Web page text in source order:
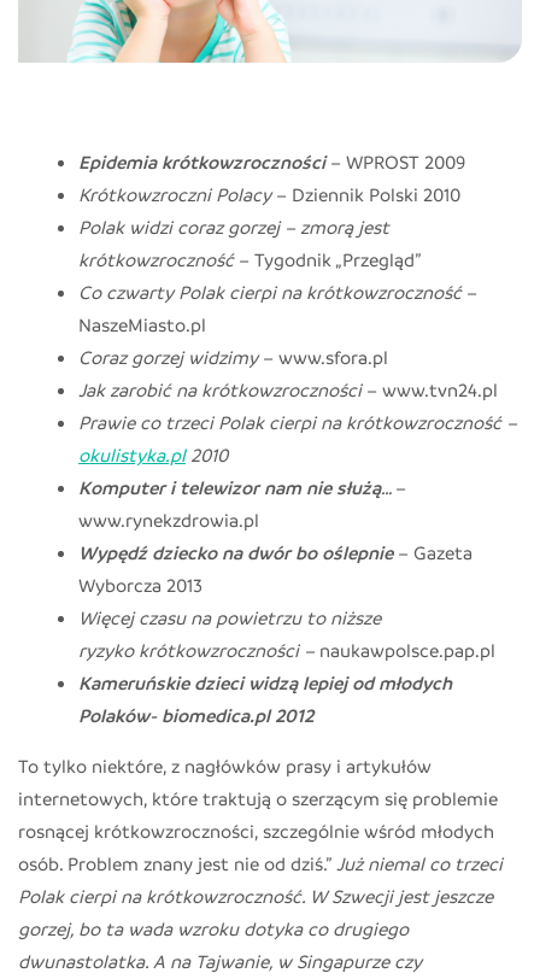
Epidemia krótkowzroczności– WPROST 2009
Krótkowzroczni Polacy– Dziennik Polski 2010
Polak widzi coraz gorzej – zmorą jest
krótkowzroczność– Tygodnik „Przegląd”
Co czwarty Polak cierpi na krótkowzroczność–
NaszeMiasto.pl
Coraz gorzej widzimy– www.sfora.pl
Jak zarobić na krótkowzroczności – www.tvn24.pl
Prawie co trzeci Polak cierpi na krótkowzroczność –
okulistyka.pl2010
Komputer i telewizor nam nie służą… –
www.rynekzdrowia.pl
Wypędź dziecko na dwór bo oślepnie – Gazeta
Wyborcza 2013
Więcej czasu na powietrzu to niższe
ryzyko krótkowzroczności – naukawpolsce.pap.pl
Kameruńskie dzieci widzą lepiej od młodych
Polaków- biomedica.pl2012
To tylko niektóre, z nagłówków prasy i artykułów
internetowych, które traktują o szerzącym się problemie
rosnącej krótkowzroczności, szczególnie wśród młodych
osób. Problem znany jest nie od dziś.” Już niemal co trzeci
Polak cierpi na krótkowzroczność. W Szwecji jest jeszcze
gorzej, bo ta wada wzroku dotyka co drugiego
dwunastolatka. A na Tajwanie, w Singapurze czy